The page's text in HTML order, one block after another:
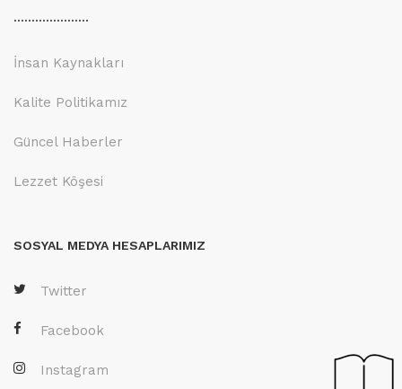
.....................
İnsan Kaynakları
Kalite Politikamız
Güncel Haberler
Lezzet Köşesi
SOSYAL MEDYA HESAPLARIMIZ
Twitter
Facebook
Instagram